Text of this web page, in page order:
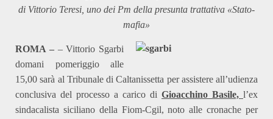
di Vittorio Teresi, uno dei Pm della presunta trattativa «Stato-
mafia»
ROMA – – Vittorio Sgarbi
domani pomeriggio alle
15,00 sarà al Tribunale di Caltanissetta per assistere all’udienza
conclusiva del processo a carico di Gioacchino Basile, l’ex
sindacalista siciliano della Fiom-Cgil, noto alle cronache per